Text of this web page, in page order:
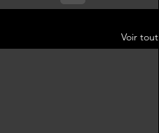
Voir tout